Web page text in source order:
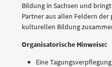
Bildung in Sachsen und
Partner aus allen Feldern
kulturellen Bildung
Organisatorische Hinweise:
Eine